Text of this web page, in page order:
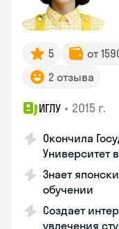
5 от
2 отзыва
ИГЛУ • 2015 г.
Окончила
Университет
Знает
обучении
Создает
увлечения